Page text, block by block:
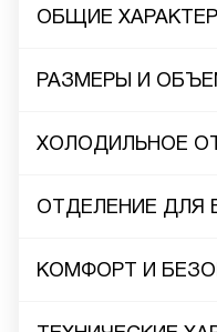
ОБЩИЕ
РАЗМЕРЫ И
ХОЛОДИЛЬНОЕ
ОТДЕЛЕНИЕ ДЛЯ
КОМФОРТ И